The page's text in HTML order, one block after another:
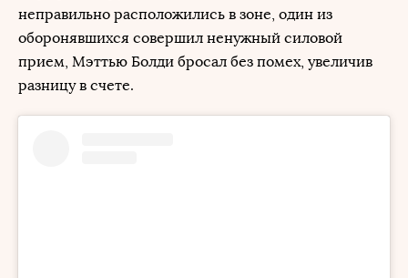
неправильно расположились в зоне, один из
оборонявшихся совершил ненужный силовой
прием, Мэттью Болди бросал без помех, увеличив
разницу в счете.